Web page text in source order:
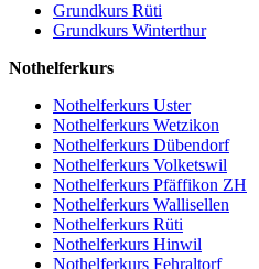
Grundkurs Rüti
Grundkurs Winterthur
Nothelferkurs
Nothelferkurs Uster
Nothelferkurs Wetzikon
Nothelferkurs Dübendorf
Nothelferkurs Volketswil
Nothelferkurs Pfäffikon ZH
Nothelferkurs Wallisellen
Nothelferkurs Rüti
Nothelferkurs Hinwil
Nothelferkurs Fehraltorf